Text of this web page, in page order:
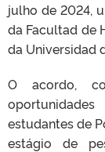
julho de 2024,
da Facultad de
da Universidad
O acordo,
estudantes de
estágio de